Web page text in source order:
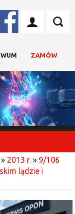
ZAMÓW
» 2013 r. » 9/106
lądzie i